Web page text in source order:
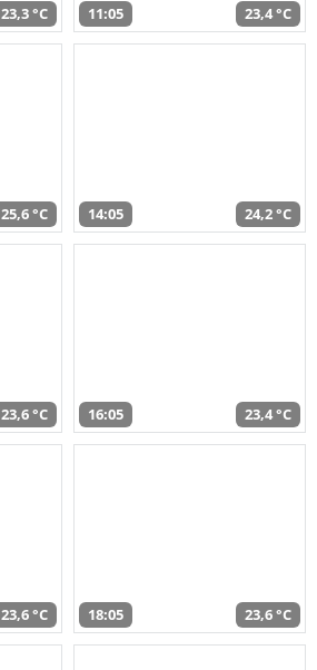
23,3 °C 11:05 23,4 °C
25,6 °C 14:05 24,2 °C
23,6 °C 16:05 23,4 °C
23,6 °C 18:05 23,6 °C